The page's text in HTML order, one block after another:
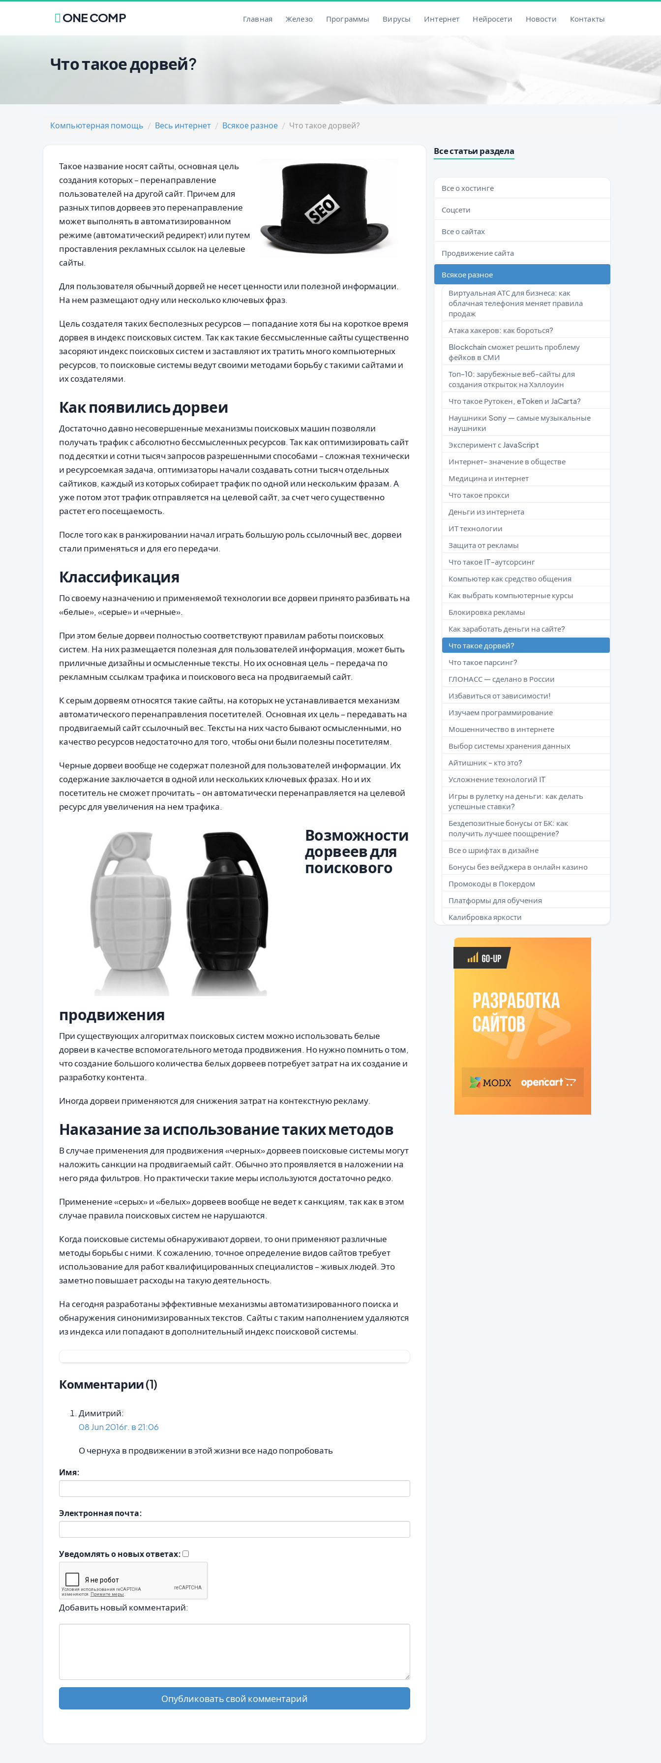
ONE COMP Главная Железо Программы Вирусы Интернет Нейросети Новости Контакты
Что такое дорвей?
Компьютерная помощь Весь интернет Всякое разное Что такое дорвей?
Такое название носят сайты, основная цель
создания которых – перенаправление
пользователей на другой сайт. Причем для
разных типов дорвеев это перенаправление
может выполнять в автоматизированном
режиме (автоматический редирект) или путем
проставления рекламных ссылок на целевые
сайты.
Для пользователя обычный дорвей не несет ценности или полезной информации.
На нем размещают одну или несколько ключевых фраз.
Цель создателя таких бесполезных ресурсов — попадание хотя бы на короткое время
дорвея в индекс поисковых систем. Так как такие бессмысленные сайты существенно
засоряют индекс поисковых систем и заставляют их тратить много компьютерных
ресурсов, то поисковые системы ведут своими методами борьбу с такими сайтами и
их создателями.
Как появились дорвеи
Достаточно давно несовершенные механизмы поисковых машин позволяли
получать трафик с абсолютно бессмысленных ресурсов. Так как оптимизировать сайт
под десятки и сотни тысяч запросов разрешенными способами – сложная технически
и ресурсоемкая задача, оптимизаторы начали создавать сотни тысяч отдельных
сайтиков, каждый из которых собирает трафик по одной или нескольким фразам. А
уже потом этот трафик отправляется на целевой сайт, за счет чего существенно
растет его посещаемость.
После того как в ранжировании начал играть большую роль ссылочный вес, дорвеи
стали применяться и для его передачи.
Классификация
По своему назначению и применяемой технологии все дорвеи принято разбивать на
«белые», «серые» и «черные».
При этом белые дорвеи полностью соответствуют правилам работы поисковых
систем. На них размещается полезная для пользователей информация, может быть
приличные дизайны и осмысленные тексты. Но их основная цель – передача по
рекламным ссылкам трафика и поискового веса на продвигаемый сайт.
К серым дорвеям относятся такие сайты, на которых не устанавливается механизм
автоматического перенаправления посетителей. Основная их цель – передавать на
продвигаемый сайт ссылочный вес. Тексты на них часто бывают осмысленными, но
качество ресурсов недостаточно для того, чтобы они были полезны посетителям.
Черные дорвеи вообще не содержат полезной для пользователей информации. Их
содержание заключается в одной или нескольких ключевых фразах. Но и их
посетитель не сможет прочитать – он автоматически перенаправляется на целевой
ресурс для увеличения на нем трафика.
Возможности
дорвеев для
поискового
продвижения
При существующих алгоритмах поисковых систем можно использовать белые
дорвеи в качестве вспомогательного метода продвижения. Но нужно помнить о том,
что создание большого количества белых дорвеев потребует затрат на их создание и
разработку контента.
Иногда дорвеи применяются для снижения затрат на контекстную рекламу.
Наказание за использование таких методов
В случае применения для продвижения «черных» дорвеев поисковые системы могут
наложить санкции на продвигаемый сайт. Обычно это проявляется в наложении на
него ряда фильтров. Но практически такие меры используются достаточно редко.
Применение «серых» и «белых» дорвеев вообще не ведет к санкциям, так как в этом
случае правила поисковых систем не нарушаются.
Когда поисковые системы обнаруживают дорвеи, то они применяют различные
методы борьбы с ними. К сожалению, точное определение видов сайтов требует
использование для работ квалифицированных специалистов – живых людей. Это
заметно повышает расходы на такую деятельность.
На сегодня разработаны эффективные механизмы автоматизированного поиска и
обнаружения синонимизированных текстов. Сайты с таким наполнением удаляются
из индекса или попадают в дополнительный индекс поисковой системы.
Комментарии (1)
Димитрий:
08 Jun 2016г. в 21:06
О чернуха в продвижении в этой жизни все надо попробовать
Имя:
Электронная почта:
Уведомлять о новых ответах:
Добавить новый комментарий:
Опубликовать свой комментарий
Все статьи раздела
Все о хостинге
Соцсети
Все о сайтах
Продвижение сайта
Всякое разное
Виртуальная АТС для бизнеса: как
облачная телефония меняет правила
продаж
Атака хакеров: как бороться?
Blockchain сможет решить проблему
фейков в СМИ
Топ-10: зарубежные веб-сайты для
создания открыток на Хэллоуин
Что такое Рутокен, eToken и JaCarta?
Наушники Sony — самые музыкальные
наушники
Эксперимент с JavaScript
Интернет- значение в обществе
Медицина и интернет
Что такое прокси
Деньги из интернета
ИТ технологии
Защита от рекламы
Что такое IT-аутсорсинг
Компьютер как средство общения
Как выбрать компьютерные курсы
Блокировка рекламы
Как заработать деньги на сайте?
Что такое дорвей?
Что такое парсинг?
ГЛОНАСС — сделано в России
Избавиться от зависимости!
Изучаем программирование
Мошенничество в интернете
Выбор системы хранения данных
Айтишник - кто это?
Усложнение технологий IT
Игры в рулетку на деньги: как делать
успешные ставки?
Бездепозитные бонусы от БК: как
получить лучшее поощрение?
Все о шрифтах в дизайне
Бонусы без вейджера в онлайн казино
Промокоды в Покердом
Платформы для обучения
Калибровка яркости